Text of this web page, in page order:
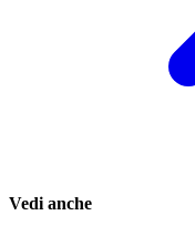
Vedi anche